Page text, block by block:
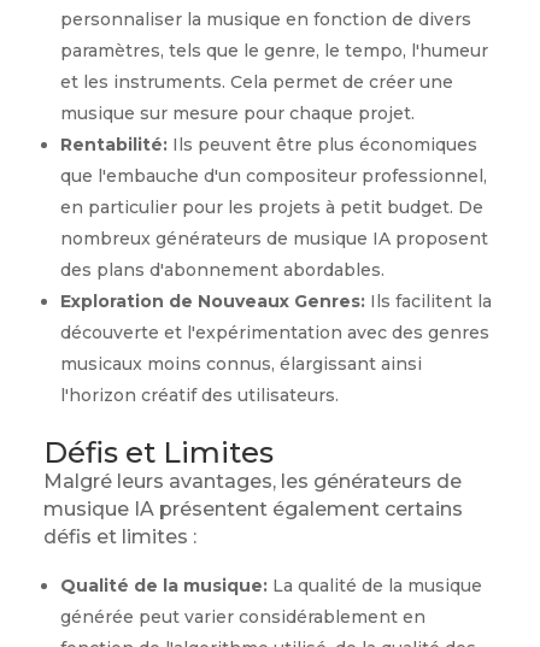
personnaliser la musique en fonction de divers
paramètres, tels que le genre, le tempo, l'humeur
et les instruments. Cela permet de créer une
musique sur mesure pour chaque projet.
Rentabilité:Ils peuvent être plus économiques
que l'embauche d'un compositeur professionnel,
en particulier pour les projets à petit budget. De
nombreux générateurs de musique IA proposent
des plans d'abonnement abordables.
Exploration de Nouveaux Genres:Ils facilitent la
découverte et l'expérimentation avec des genres
musicaux moins connus, élargissant ainsi
l'horizon créatif des utilisateurs.
Défis et Limites
Malgré leurs avantages, les générateurs de
musique IA présentent également certains
défis et limites :
Qualité de la musique:La qualité de la musique
générée peut varier considérablement en